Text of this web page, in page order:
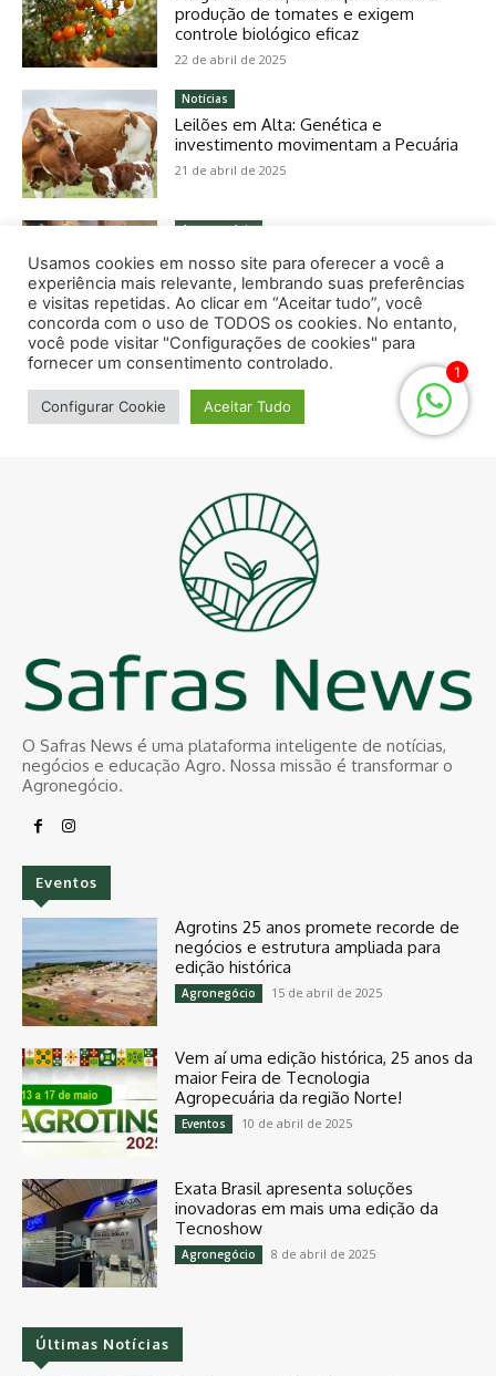
O Safras News é uma plataforma inteligente de notícias,
negócios e educação Agro. Nossa missão é transformar o
Agronegócio.
Eventos
Agrotins 25 anos promete recorde de
negócios e estrutura ampliada para
edição histórica
Agronegócio 15 de abril de 2025
Vem aí uma edição histórica, 25 anos da
maior Feira de Tecnologia
Agropecuária da região Norte!
Eventos 10 de abril de 2025
Exata Brasil apresenta soluções
inovadoras em mais uma edição da
Tecnoshow
Agronegócio 8 de abril de 2025
Últimas Notícias